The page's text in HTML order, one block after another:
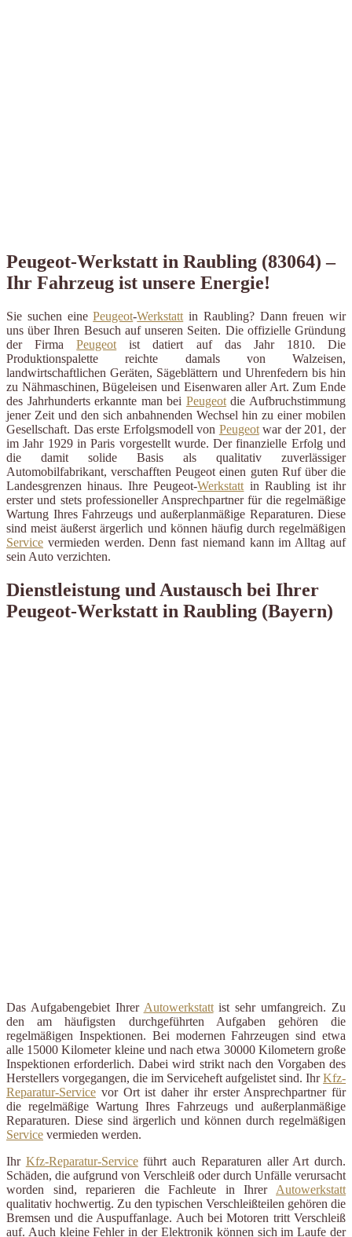
Peugeot-Werkstatt in Raubling (83064) –
Ihr Fahrzeug ist unsere Energie!
Sie suchen einePeugeot-Werkstatt in Raubling? Dann freuen wir
uns über Ihren Besuch auf unseren Seiten. Die offizielle Gründung
der FirmaPeugeot ist datiert auf das Jahr 1810. Die
Produktionspalette reichte damals von Walzeisen,
landwirtschaftlichen Geräten, Sägeblättern und Uhrenfedern bis hin
zu Nähmaschinen, Bügeleisen und Eisenwaren aller Art. Zum Ende
des Jahrhunderts erkannte man bei Peugeotdie Aufbruchstimmung
jener Zeit und den sich anbahnenden Wechsel hin zu einer mobilen
Gesellschaft. Das erste Erfolgsmodell von Peugeotwar der 201, der
im Jahr 1929 in Paris vorgestellt wurde. Der finanzielle Erfolg und
die damit solide Basis als qualitativ zuverlässiger
Automobilfabrikant, verschafften Peugeot einen guten Ruf über die
Landesgrenzen hinaus. Ihre Peugeot-Werkstatt in Raubling ist ihr
erster und stets professioneller Ansprechpartner für die regelmäßige
Wartung Ihres Fahrzeugs und außerplanmäßige Reparaturen. Diese
sind meist äußerst ärgerlich und können häufig durch regelmäßigen
Service vermieden werden. Denn fast niemand kann im Alltag auf
sein Auto verzichten.
Dienstleistung und Austausch bei Ihrer
Peugeot-Werkstatt in Raubling (Bayern)
Das Aufgabengebiet Ihrer Autowerkstattist sehr umfangreich. Zu
den am häufigsten durchgeführten Aufgaben gehören die
regelmäßigen Inspektionen. Bei modernen Fahrzeugen sind etwa
alle 15000 Kilometer kleine und nach etwa 30000 Kilometern große
Inspektionen erforderlich. Dabei wird strikt nach den Vorgaben des
Herstellers vorgegangen, die im Serviceheft aufgelistet sind. IhrKfz-
Reparatur-Service vor Ort ist daher ihr erster Ansprechpartner für
die regelmäßige Wartung Ihres Fahrzeugs und außerplanmäßige
Reparaturen. Diese sind ärgerlich und können durch regelmäßigen
Service vermieden werden.
Ihr Kfz-Reparatur-Serviceführt auch Reparaturen aller Art durch.
Schäden, die aufgrund von Verschleiß oder durch Unfälle verursacht
worden sind, reparieren die Fachleute in Ihrer Autowerkstatt
qualitativ hochwertig. Zu den typischen Verschleißteilen gehören die
Bremsen und die Auspuffanlage. Auch bei Motoren tritt Verschleiß
auf. Auch kleine Fehler in der Elektronik können sich im Laufe der